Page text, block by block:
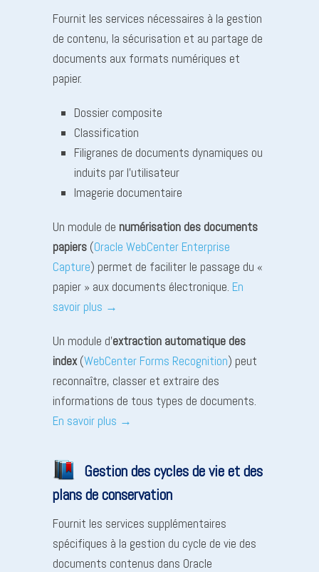
Fournit les services nécessaires à la gestion
de contenu, la sécurisation et au partage de
documents aux formats numériques et
papier.
Dossier composite
Classification
Filigranes de documents dynamiques ou
induits par l’utilisateur
Imagerie documentaire
Un module de numérisation des documents
papiers (Oracle WebCenter Enterprise
Capture) permet de faciliter le passage du «
papier » aux documents électronique. En
savoir plus →
Un module d’extraction automatique des
index(WebCenter Forms Recognition) peut
reconnaître, classer et extraire des
informations de tous types de documents.
En savoir plus →
Gestion des cycles de vie et des
plans de conservation
Fournit les services supplémentaires
spécifiques à la gestion du cycle de vie des
documents contenus dans Oracle